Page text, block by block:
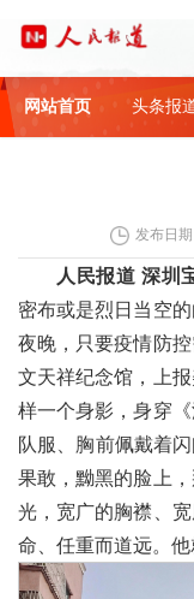
网站首页 头条报
发布日期
人民报道 深圳
密布或是烈日当空
夜晚，只要疫情防
文天祥纪念馆，上
样一个身影，身穿
队服、胸前佩戴着
果敢，黝黑的脸上
光，宽广的胸襟、
命、任重而道远。他